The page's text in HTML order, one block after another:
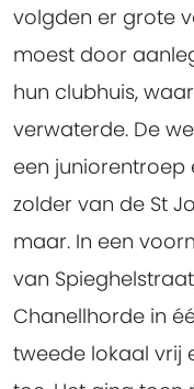
volgden er grote
moest door
hun clubhuis,
verwaterde. De
een
zolder van de St
maar. In een
van
Chanellhorde in
tweede lokaal vrij